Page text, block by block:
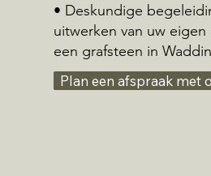
• Deskundige
uitwerken van uw
een grafsteen in
Plan een afspraak met